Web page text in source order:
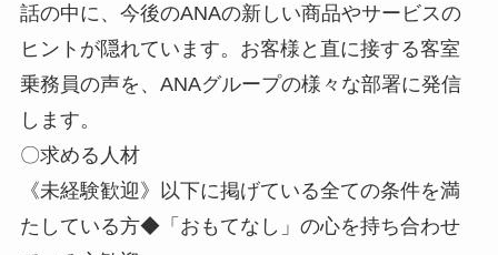
話の中に、今後のANAの新しい商品やサービスの
ヒントが隠れています。お客様と直に接する客室
乗務員の声を、ANAグループの様々な部署に発信
します。
〇求める人材
《未経験歓迎》以下に掲げている全ての条件を満
たしている方◆「おもてなし」の心を持ち合わせ